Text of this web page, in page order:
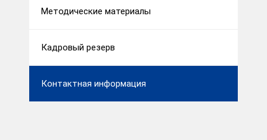
Методические материалы
Кадровый резерв
Контактная информация